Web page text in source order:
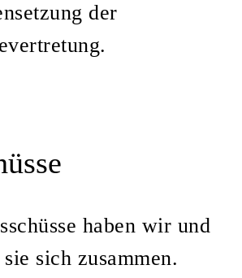
der
haben wir und
sie sich zusammen.